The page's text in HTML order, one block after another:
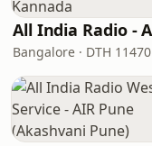
Bangalore · DTH 11470